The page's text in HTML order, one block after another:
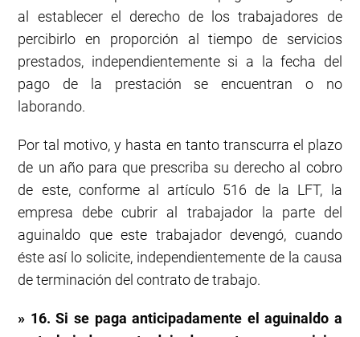
al establecer el derecho de los trabajadores de
percibirlo en proporción al tiempo de servicios
prestados, independientemente si a la fecha del
pago de la prestación se encuentran o no
laborando.
Por tal motivo, y hasta en tanto transcurra el plazo
de un año para que prescriba su derecho al cobro
de este, conforme al artículo 516 de la LFT, la
empresa debe cubrir al trabajador la parte del
aguinaldo que este trabajador devengó, cuando
éste así lo solicite, independientemente de la causa
de terminación del contrato de trabajo.
» 16. Si se paga anticipadamente el aguinaldo a